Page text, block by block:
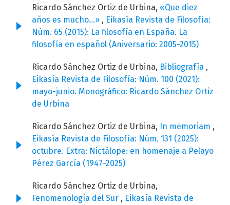
Ricardo Sánchez Ortiz de Urbina, «Que diez
años es mucho…» , Eikasía Revista de Filosofía:
Núm. 65 (2015): La filosofía en España. La
filosofía en español (Aniversario: 2005-2015)
Ricardo Sánchez Ortiz de Urbina, Bibliografía ,
Eikasía Revista de Filosofía: Núm. 100 (2021):
mayo-junio. Monográfico: Ricardo Sánchez Ortiz
de Urbina
Ricardo Sánchez Ortiz de Urbina, In memoriam ,
Eikasía Revista de Filosofía: Núm. 131 (2025):
octubre. Extra: Nictálope: en homenaje a Pelayo
Pérez García (1947-2025)
Ricardo Sánchez Ortiz de Urbina,
Fenomenología del Sur , Eikasía Revista de